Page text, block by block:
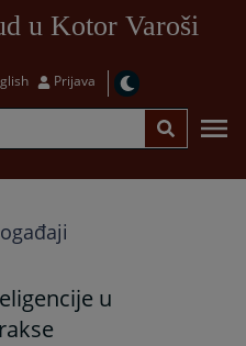
u Kotor Varoši
Prijava
u